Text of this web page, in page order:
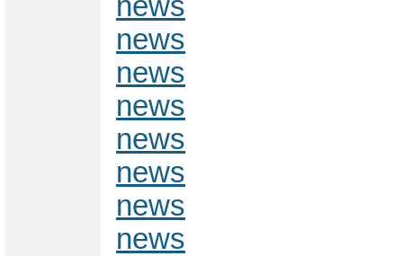
news
news
news
news
news
news
news